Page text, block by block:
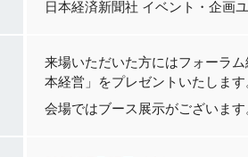
日本経済新聞社 イベント・企画
来場いただいた方にはフォーラ
本経営」をプレゼントいたしま
会場ではブース展示がございま